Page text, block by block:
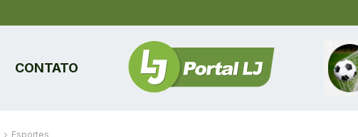
CONTATO
Esportes